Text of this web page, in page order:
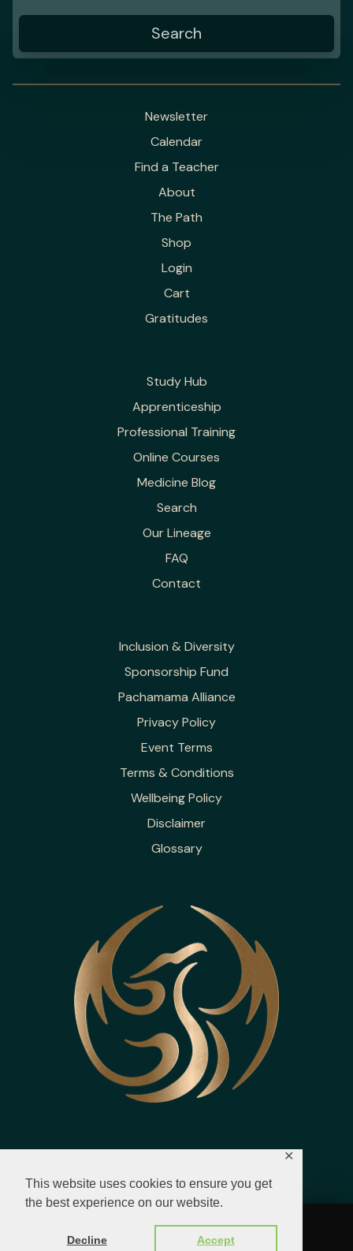
This website uses cookies to ensure you get
the best experience on our website.
Decline Accept
✕
Newsletter
Calendar
Find a Teacher
About
The Path
Shop
Login
Cart
Gratitudes
Study Hub
Apprenticeship
Professional Training
Online Courses
Medicine Blog
Search
Our Lineage
FAQ
Contact
Inclusion & Diversity
Sponsorship Fund
Pachamama Alliance
Privacy Policy
Event Terms
Terms & Conditions
Wellbeing Policy
Disclaimer
Glossary
© 2023 - 2026 All Rights Reserved.